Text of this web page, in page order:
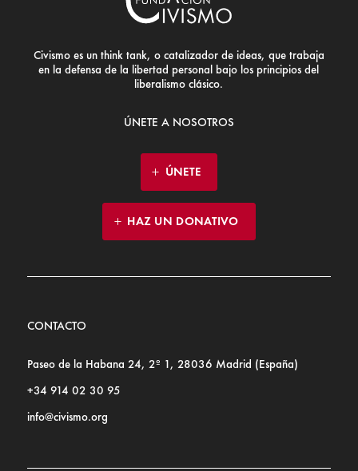
Civismo es un think tank, o catalizador de ideas, que trabaja
en la defensa de la libertad personal bajo los principios del
liberalismo clásico.
ÚNETE A NOSOTROS
ÚNETE
HAZ UN DONATIVO
CONTACTO
Paseo de la Habana 24, 2º 1, 28036 Madrid (España)
+34 914 02 30 95
info@civismo.org